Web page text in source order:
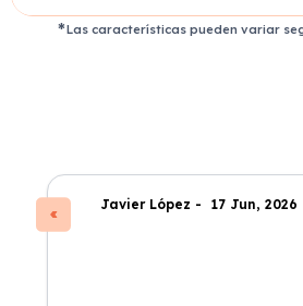
Las características pueden variar
Javier López - 17 Jun, 2026